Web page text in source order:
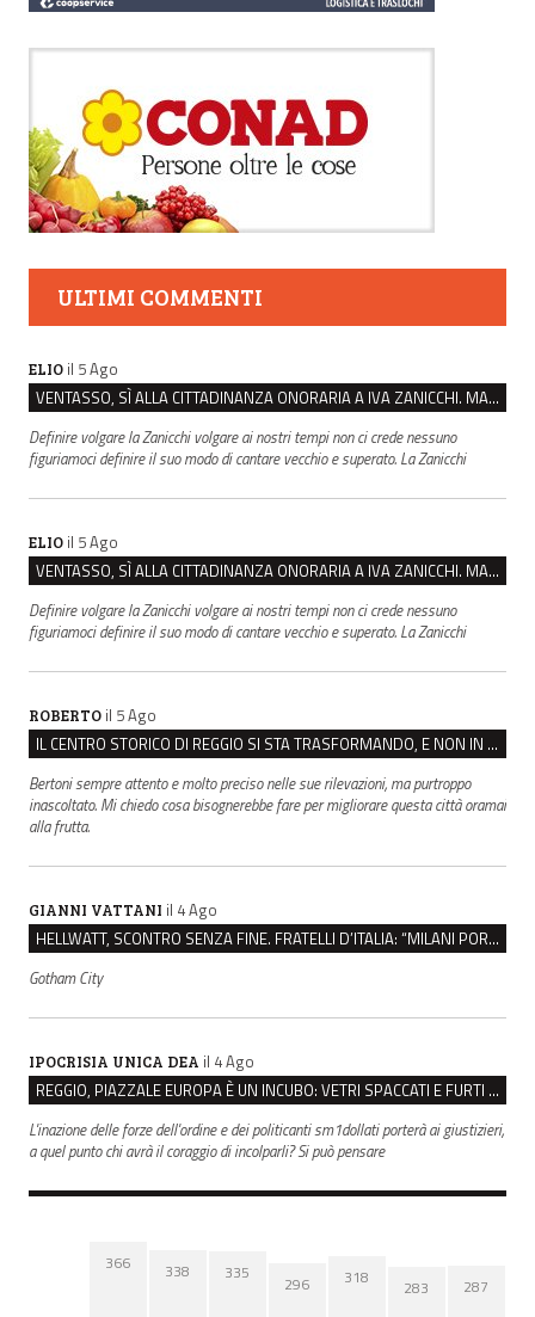
ULTIMI COMMENTI
ELIO il 5 Ago
VENTASSO, SÌ ALLA CITTADINANZA ONORARIA A IVA ZANICCHI. MA BARGIACCHI: “È DI PESSIMO GUSTO”
Definire volgare la Zanicchi volgare ai nostri tempi non ci crede nessuno
figuriamoci definire il suo modo di cantare vecchio e superato. La Zanicchi
ELIO il 5 Ago
VENTASSO, SÌ ALLA CITTADINANZA ONORARIA A IVA ZANICCHI. MA BARGIACCHI: “È DI PESSIMO GUSTO”
Definire volgare la Zanicchi volgare ai nostri tempi non ci crede nessuno
figuriamoci definire il suo modo di cantare vecchio e superato. La Zanicchi
ROBERTO il 5 Ago
IL CENTRO STORICO DI REGGIO SI STA TRASFORMANDO, E NON IN MEGLIO
Bertoni sempre attento e molto preciso nelle sue rilevazioni, ma purtroppo
inascoltato. Mi chiedo cosa bisognerebbe fare per migliorare questa città oramai
alla frutta.
GIANNI VATTANI il 4 Ago
HELLWATT, SCONTRO SENZA FINE. FRATELLI D’ITALIA: “MILANI PORTA DOCUMENTI, DE FRANCO INSULTI”
Gotham City
IPOCRISIA UNICA DEA il 4 Ago
REGGIO, PIAZZALE EUROPA È UN INCUBO: VETRI SPACCATI E FURTI SULLE AUTO IN SOSTA
L'inazione delle forze dell'ordine e dei politicanti sm1dollati porterà ai giustizieri,
a quel punto chi avrà il coraggio di incolparli? Si può pensare
366 338 335
296 318 283 287